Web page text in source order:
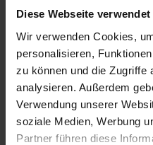
Diese Webseite
Wir verwenden Cookies,
personalisieren,
zu können und die Zugriffe
analysieren. Außerdem
Verwendung unserer
soziale Medien, Werbung
Partner führen diese
Application error: a client-
loading www.kurzwego.de